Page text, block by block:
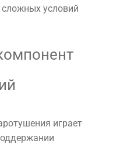
условий
играет